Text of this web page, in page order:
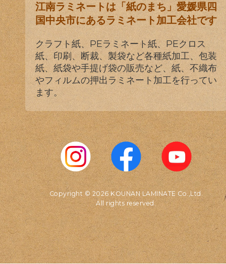
江南ラミネートは「紙のまち」愛媛県四
国中央市にあるラミネート加工会社です
クラフト紙、PEラミネート紙、PEクロス
紙、印刷、断裁、製袋など各種紙加工、包装
紙、紙袋や手提げ袋の販売など、紙、不織布
やフィルムの押出ラミネート加工を行ってい
ます。
Copyright © 2026 KOUNAN LAMINATE Co.,Ltd.
All rights reserved.